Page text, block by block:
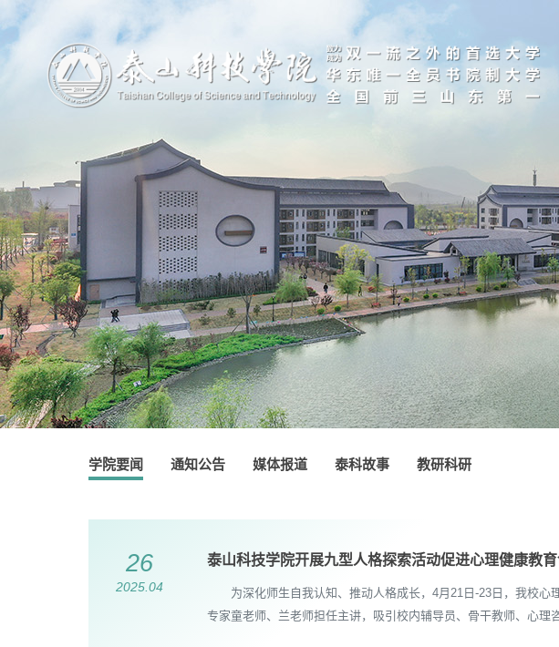
学院要闻 通知公告 媒体报道 泰科故事 教研科研
26
2025.04
泰山科技学院开展九型人格探索活动促进心理健康教
为深化师生自我认知、推动人格成长，4月21日-23日，我校心
专家童老师、兰老师担任主讲，吸引校内辅导员、骨干教师、心